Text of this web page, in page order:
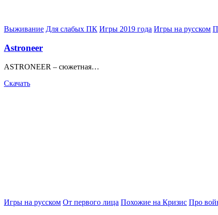
Posted
Выживание Для слабых ПК Игры 2019 года Игры на русском
Astroneer
ASTRONEER – сюжетная…
Скачать
Posted
Игры на русском От первого лица Похожие на Кризис Про